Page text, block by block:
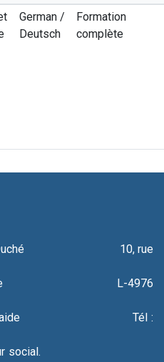
German /
Deutsch
Formation
complète
Duché 10, rue
offre de L-4976
d'aide Tél :
le secteur social.